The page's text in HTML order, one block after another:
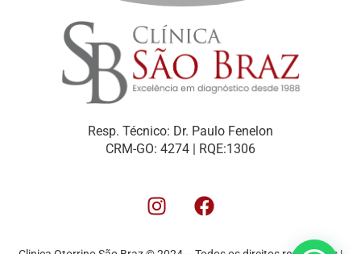
Resp. Técnico: Dr. Paulo Fenelon
CRM-GO: 4274 | RQE:1306